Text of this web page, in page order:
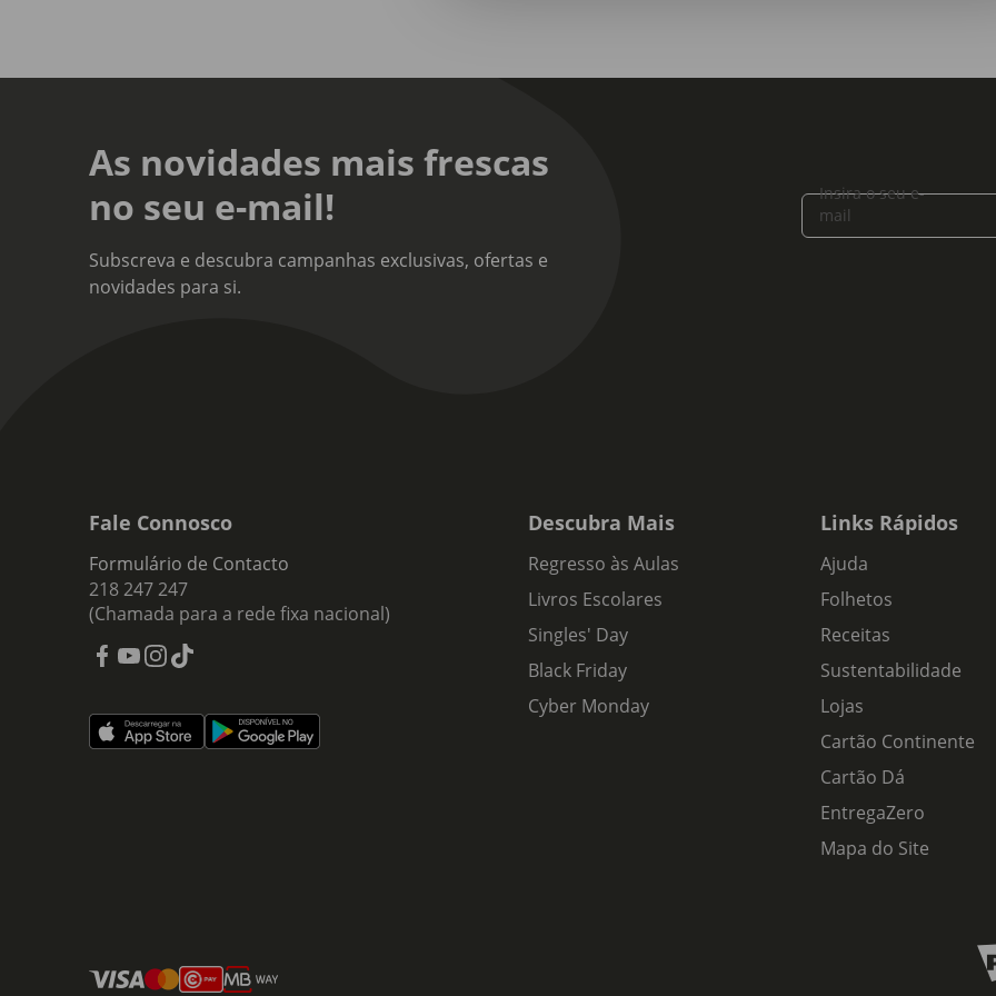
As novidades mais frescas
no seu e-mail!
Subscreva e descubra campanhas exclusivas, ofertas e
novidades para si.
Insira o seu e-
mail
Fale Connosco
Formulário de Contacto
218 247 247
(Chamada para a rede fixa nacional)
Descubra Mais
Regresso às Aulas
Livros Escolares
Singles' Day
Black Friday
Cyber Monday
Links Rápidos
Ajuda
Folhetos
Receitas
Sustentabilidade
Lojas
Cartão Continente
Cartão Dá
EntregaZero
Mapa do Site